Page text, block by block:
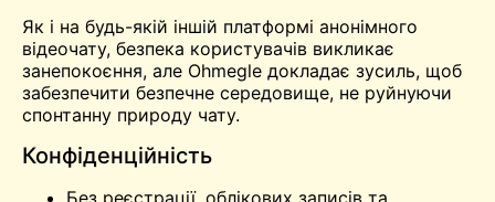
Як і на будь-якій іншій платформі анонімного
відеочату, безпека користувачів викликає
занепокоєння, але Ohmegle докладає зусиль, щоб
забезпечити безпечне середовище, не руйнуючи
спонтанну природу чату.
Конфіденційність
Без реєстрації, облікових записів та